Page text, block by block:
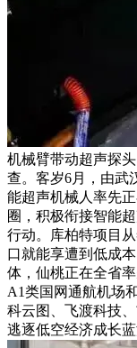
机械臂带动超声探
查。客岁6月，由武
能超声机械人率先
圈，积极衔接智能
行动。库柏特项目
口就能享遭到低成
体，仙桃正在全省
A1类国网通航机场
科云图、飞渡科技
逃逐低空经济成长蓝